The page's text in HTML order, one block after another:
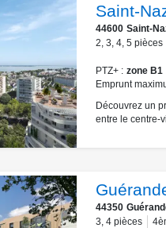
Saint-
44600 Saint-
2, 3, 4, 5 pièces
PTZ+
zone B1
Emprunt
Découvrez un
entre le centre-
44350
3 4 pièces